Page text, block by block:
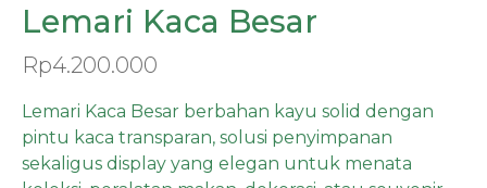
Lemari Kaca Besar
Rp4.200.000
Lemari Kaca Besar berbahan kayu solid dengan
pintu kaca transparan, solusi penyimpanan
sekaligus display yang elegan untuk menata